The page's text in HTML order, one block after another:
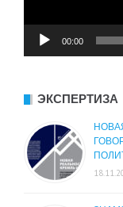
00:00
ЭКСПЕРТИЗА